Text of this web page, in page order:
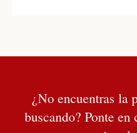
¿No encuentras la
buscando? Ponte